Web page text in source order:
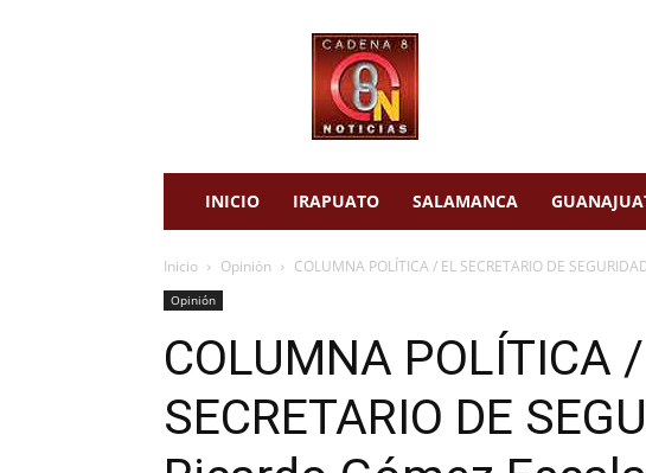
INICIO IRAPUATO SALAMANCA
Inicio Opinión COLUMNA POLÍTICA / EL SECRETARIO DE
Opinión
COLUMNA POLÍTICA
SECRETARIO DE